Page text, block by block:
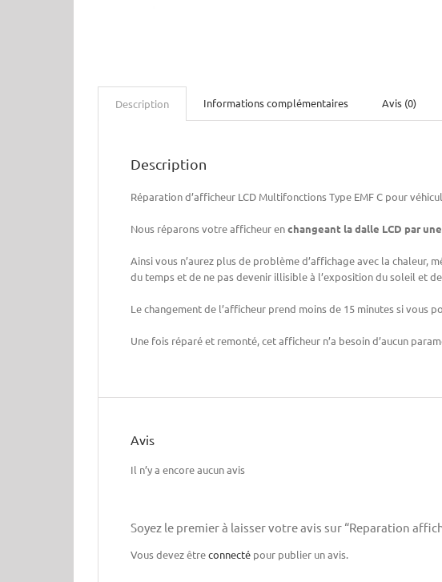
Description Informations complémentaires Avis (0)
Description
Réparation d’afficheur LCD Multifonctions Type EMF C pour
Nous réparons votre afficheur enchangeant la dalle LCD par
Ainsi vous n’aurez plus de problème d’affichage avec la
du temps et de ne pas devenir illisible à l’exposition du soleil et
Le changement de l’afficheur prend moins de 15 minutes si
Une fois réparé et remonté, cet afficheur n’a besoin d’aucun
Avis
Il n’y a encore aucun avis
Soyez le premier à laisser votre avis sur “Reparation
Vous devez êtreconnecté pour publier un avis.